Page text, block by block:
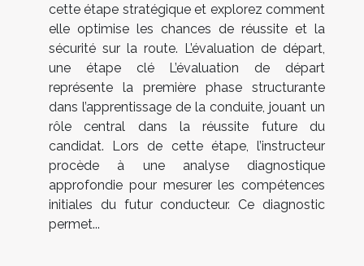
cette étape stratégique et explorez comment
elle optimise les chances de réussite et la
sécurité sur la route. L’évaluation de départ,
une étape clé L’évaluation de départ
représente la première phase structurante
dans l’apprentissage de la conduite, jouant un
rôle central dans la réussite future du
candidat. Lors de cette étape, l’instructeur
procède à une analyse diagnostique
approfondie pour mesurer les compétences
initiales du futur conducteur. Ce diagnostic
permet...